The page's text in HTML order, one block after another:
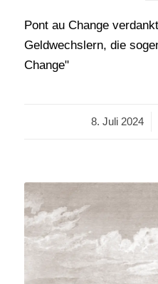
Pont au Change
Geldwechslern, die
Change"
8. Juli 2024
/